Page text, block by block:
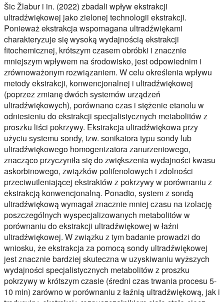
Šic Žlabur i in. (2022) zbadali wpływ ekstrakcji
ultradźwiękowej jako zielonej technologii ekstrakcji.
Ponieważ ekstrakcja wspomagana ultradźwiękami
charakteryzuje się wysoką wydajnością ekstrakcji
fitochemicznej, krótszym czasem obróbki i znacznie
mniejszym wpływem na środowisko, jest odpowiednim i
zrównoważonym rozwiązaniem. W celu określenia wpływu
metody ekstrakcji, konwencjonalnej i ultradźwiękowej
(poprzez zmianę dwóch systemów urządzeń
ultradźwiękowych), porównano czas i stężenie etanolu w
odniesieniu do ekstrakcji specjalistycznych metabolitów z
proszku liści pokrzywy. Ekstrakcja ultradźwiękowa przy
użyciu systemu sondy, tzw. sonikatora typu sondy lub
ultradźwiękowego homogenizatora zanurzeniowego,
znacząco przyczyniła się do zwiększenia wydajności kwasu
askorbinowego, związków polifenolowych i zdolności
przeciwutleniającej ekstraktów z pokrzywy w porównaniu z
ekstrakcją konwencjonalną. Ponadto, system z sondą
ultradźwiękową wymagał znacznie mniej czasu na izolację
poszczególnych wyspecjalizowanych metabolitów w
porównaniu do ekstrakcji ultradźwiękowej w łaźni
ultradźwiękowej. W związku z tym badanie prowadzi do
wniosku, że ekstrakcja za pomocą sondy ultradźwiękowej
jest znacznie bardziej skuteczna w uzyskiwaniu wyższych
wydajności specjalistycznych metabolitów z proszku
pokrzywy w krótszym czasie (średni czas trwania procesu 5-
10 min) zarówno w porównaniu z łaźnią ultradźwiękową, jak i